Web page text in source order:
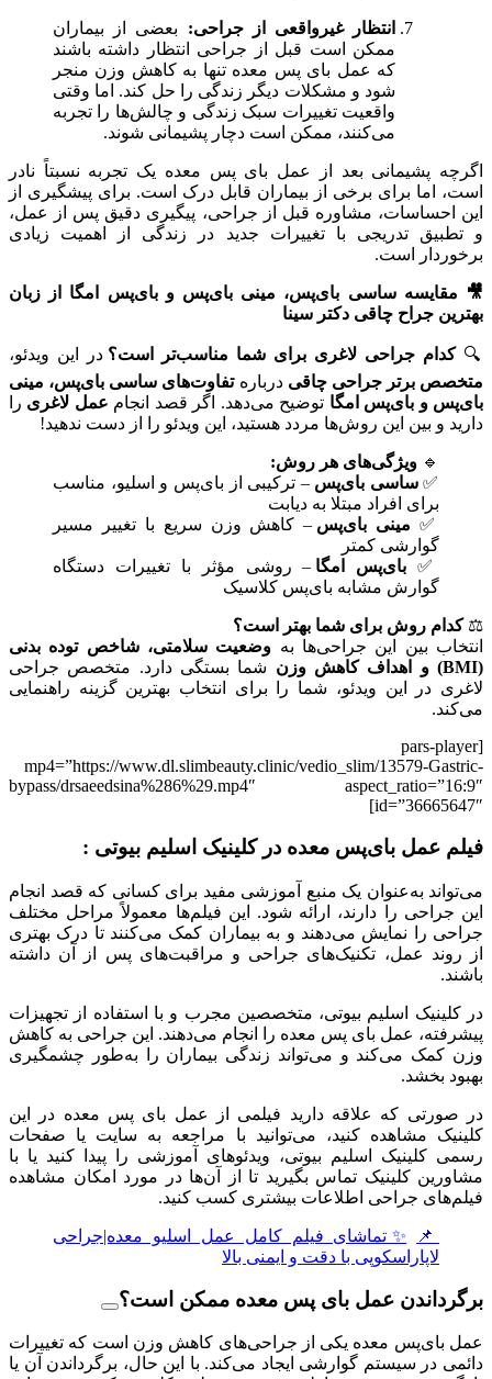
انتظار غیرواقعی از جراحی: بعضی از بیماران
ممکن است قبل از جراحی انتظار داشته باشند
که عمل بای‌ پس معده تنها به کاهش وزن منجر
شود و مشکلات دیگر زندگی را حل کند. اما وقتی
واقعیت تغییرات سبک زندگی و چالش‌ها را تجربه
می‌کنند، ممکن است دچار پشیمانی شوند.
اگرچه پشیمانی بعد از عمل بای‌ پس معده یک تجربه نسبتاً نادر
است، اما برای برخی از بیماران قابل درک است. برای پیشگیری از
این احساسات، مشاوره قبل از جراحی، پیگیری دقیق پس از عمل،
و تطبیق تدریجی با تغییرات جدید در زندگی از اهمیت زیادی
برخوردار است.
🎥 مقایسه ساسی بای‌پس، مینی بای‌پس و بای‌پس امگا از زبان
بهترین جراح چاقی دکتر سینا
🔍کدام جراحی لاغری برای شما مناسب‌تر است؟ در این ویدئو،
متخصص برتر جراحی چاقی دربارهتفاوت‌های ساسی بای‌پس، مینی
بای‌پس و بای‌پس امگا توضیح می‌دهد. اگر قصد انجام عمل لاغری را
دارید و بین این روش‌ها مردد هستید، این ویدئو را از دست ندهید!
🔹 ویژگی‌های هر روش:
✅ساسی بای‌پس – ترکیبی از بای‌پس و اسلیو، مناسب
برای افراد مبتلا به دیابت
✅ مینی بای‌پس – کاهش وزن سریع با تغییر مسیر
گوارشی کمتر
✅ بای‌پس امگا – روشی مؤثر با تغییرات دستگاه
گوارش مشابه بای‌پس کلاسیک
⚖کدام روش برای شما بهتر است؟
انتخاب بین این جراحی‌ها به وضعیت سلامتی، شاخص توده بدنی
(BMI) و اهداف کاهش وزن
شما بستگی دارد. متخصص جراحی
لاغری در این ویدئو، شما را برای انتخاب بهترین گزینه راهنمایی
می‌کند.
[pars-player
mp4=”https://www.dl.slimbeauty.clinic/vedio_slim/13579-Gastric-
bypass/drsaeedsina%286%29.mp4″ aspect_ratio=”16:9″
id=”36665647″]
فیلم عمل بای‌پس معده در کلینیک اسلیم بیوتی :
می‌تواند به‌عنوان یک منبع آموزشی مفید برای کسانی که قصد انجام
این جراحی را دارند، ارائه شود. این فیلم‌ها معمولاً مراحل مختلف
جراحی را نمایش می‌دهند و به بیماران کمک می‌کنند تا درک بهتری
از روند عمل، تکنیک‌های جراحی و مراقبت‌های پس از آن داشته
باشند.
در کلینیک اسلیم بیوتی، متخصصین مجرب و با استفاده از تجهیزات
پیشرفته، عمل بای‌ پس معده را انجام می‌دهند. این جراحی به کاهش
وزن کمک می‌کند و می‌تواند زندگی بیماران را به‌طور چشمگیری
بهبود بخشد.
در صورتی که علاقه دارید فیلمی از عمل بای‌ پس معده در این
کلینیک مشاهده کنید، می‌توانید با مراجعه به سایت یا صفحات
رسمی کلینیک اسلیم بیوتی، ویدئوهای آموزشی را پیدا کنید یا با
مشاورین کلینیک تماس بگیرید تا از آن‌ها در مورد امکان مشاهده
فیلم‌های جراحی اطلاعات بیشتری کسب کنید.
📌
✨تماشای فیلم کامل عمل اسلیو معده|جراحی
لاپاراسکوپی با دقت و ایمنی بالا
برگرداندن عمل بای پس معده ممکن است؟
عمل بای‌پس معده یکی از جراحی‌های کاهش وزن است که تغییرات
دائمی در سیستم گوارشی ایجاد می‌کند. با این حال، برگرداندن آن یا